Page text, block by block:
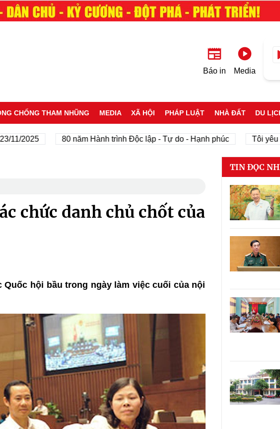
Báo in Media
CHỐNG THAM NHŨNG MEDIA XÃ HỘI PHÁP LUẬT NHÀ ĐẤT DU
80 năm Hành trình Độc lập - Tự do - Hạnh phúc Tôi yêu Tổ
chức danh chủ chốt của
hội bầu trong ngày làm việc cuối của nội
TIN ĐỌC